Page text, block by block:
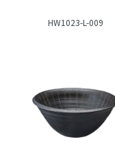
HW1023-L-009